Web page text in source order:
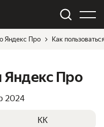
Яндекс Про Как
Яндекс Про
2024
KK